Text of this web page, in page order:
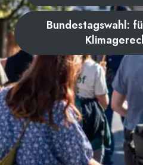
Bundestagswahl: